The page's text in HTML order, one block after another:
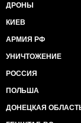
ДРОНЫ
КИЕВ
АРМИЯ РФ
УНИЧТОЖЕНИЕ
РОССИЯ
ПОЛЬША
ДОНЕЦКАЯ